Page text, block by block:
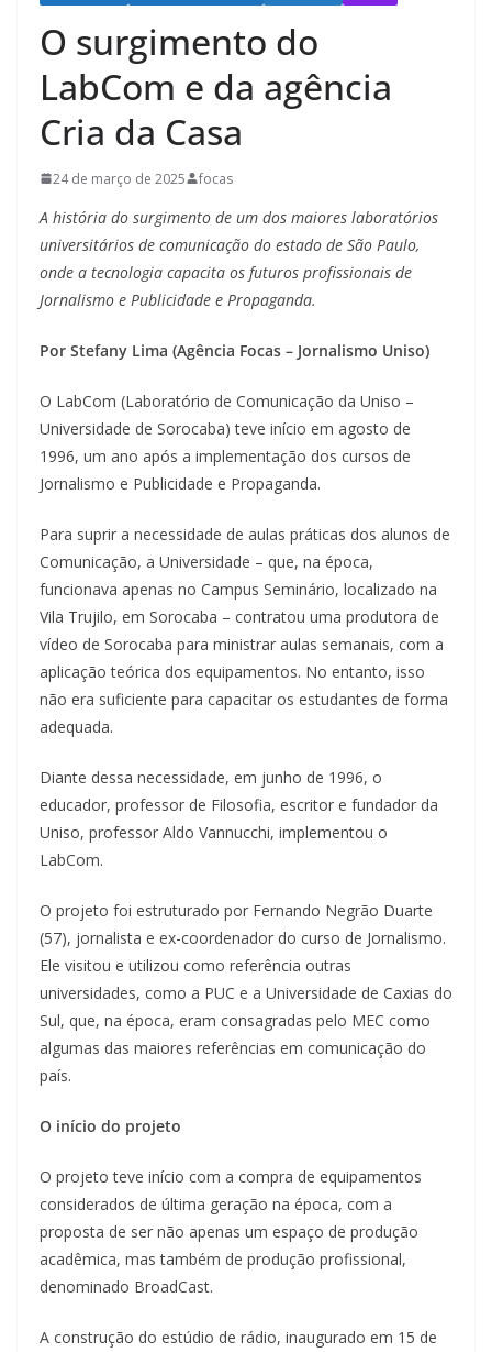
O surgimento do
LabCom e da agência
Cria da Casa
24 de março de 2025 focas
A história do surgimento de um dos maiores laboratórios
universitários de comunicação do estado de São Paulo,
onde a tecnologia capacita os futuros profissionais de
Jornalismo e Publicidade e Propaganda.
Por Stefany Lima (Agência Focas – Jornalismo Uniso)
O LabCom (Laboratório de Comunicação da Uniso –
Universidade de Sorocaba) teve início em agosto de
1996, um ano após a implementação dos cursos de
Jornalismo e Publicidade e Propaganda.
Para suprir a necessidade de aulas práticas dos alunos de
Comunicação, a Universidade – que, na época,
funcionava apenas no Campus Seminário, localizado na
Vila Trujilo, em Sorocaba – contratou uma produtora de
vídeo de Sorocaba para ministrar aulas semanais, com a
aplicação teórica dos equipamentos. No entanto, isso
não era suficiente para capacitar os estudantes de forma
adequada.
Diante dessa necessidade, em junho de 1996, o
educador, professor de Filosofia, escritor e fundador da
Uniso, professor Aldo Vannucchi, implementou o
LabCom.
O projeto foi estruturado por Fernando Negrão Duarte
(57), jornalista e ex-coordenador do curso de Jornalismo.
Ele visitou e utilizou como referência outras
universidades, como a PUC e a Universidade de Caxias do
Sul, que, na época, eram consagradas pelo MEC como
algumas das maiores referências em comunicação do
país.
O início do projeto
O projeto teve início com a compra de equipamentos
considerados de última geração na época, com a
proposta de ser não apenas um espaço de produção
acadêmica, mas também de produção profissional,
denominado BroadCast.
A construção do estúdio de rádio, inaugurado em 15 de